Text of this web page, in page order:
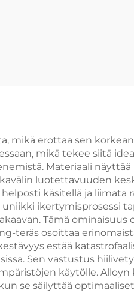
mikä erottaa sen
mikä tekee siitä
Materiaali
luotettavuuden
käsitellä ja liimata
ikertymisprosessi
Tämä ominaisuus
teräs osoittaa
estää
Sen vastustus
käytölle. Alloyn
se säilyttää